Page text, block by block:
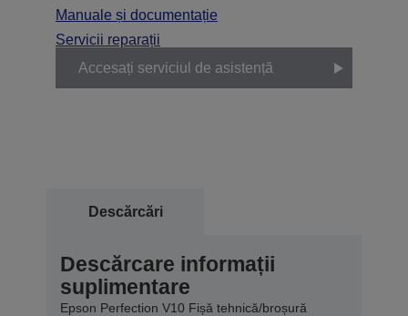
Manuale și documentație
Servicii reparații
Accesați serviciul de asistență
Descărcări
Descărcare informații
suplimentare
Epson Perfection V10 Fișă tehnică/broșură